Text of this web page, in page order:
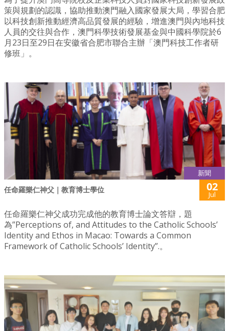
策與規劃的認識，協助推動澳門融入國家發展大局，學習合肥
以科技創新推動經濟高品質發展的經驗，增進澳門與內地科技
人員的交往與合作，澳門科學技術發展基金與中國科學院於6
月23日至29日在安徽省合肥市聯合主辦「澳門科技工作者研
修班」。
新聞
任命羅樂仁神父｜教育博士學位 02
Jul
任命羅樂仁神父成功完成他的教育博士論文答辯，題
為”Perceptions of, and Attitudes to the Catholic Schools’
Identity and Ethos in Macao: Towards a Common
Framework of Catholic Schools’ Identity”.。